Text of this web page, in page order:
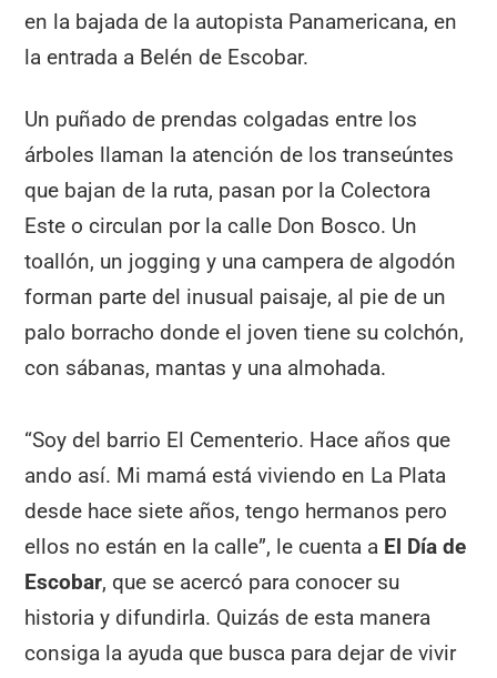
en la bajada de la autopista Panamericana, en
la entrada a Belén de Escobar.
Un puñado de prendas colgadas entre los
árboles llaman la atención de los transeúntes
que bajan de la ruta, pasan por la Colectora
Este o circulan por la calle Don Bosco. Un
toallón, un jogging y una campera de algodón
forman parte del inusual paisaje, al pie de un
palo borracho donde el joven tiene su colchón,
con sábanas, mantas y una almohada.
“Soy del barrio El Cementerio. Hace años que
ando así. Mi mamá está viviendo en La Plata
desde hace siete años, tengo hermanos pero
ellos no están en la calle”, le cuenta a El Día de
Escobar, que se acercó para conocer su
historia y difundirla. Quizás de esta manera
consiga la ayuda que busca para dejar de vivir